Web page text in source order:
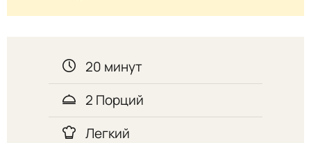
20 минут
2 Порций
Легкий